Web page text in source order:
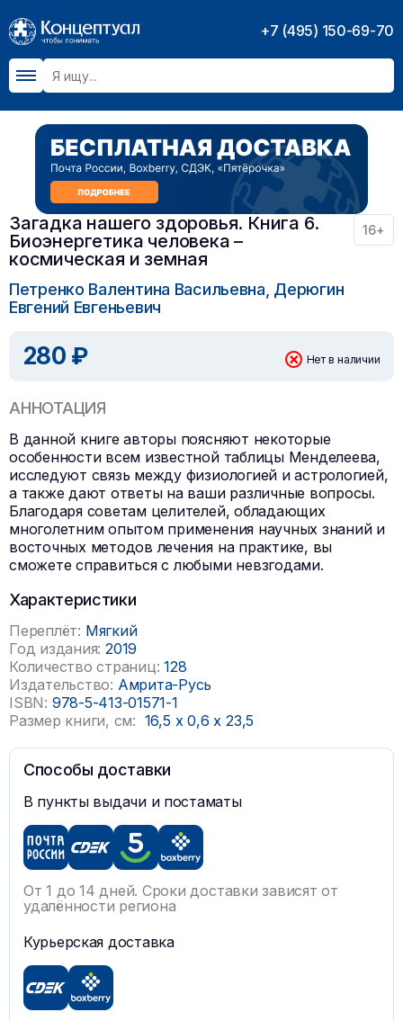
+7 (495) 150-69-70
Загадка нашего здоровья. Книга 6.
Биоэнергетика человека –
космическая и земная
16+
Петренко Валентина Васильевна, Дерюгин
Евгений Евгеньевич
280 ₽ Нет в наличии
АННОТАЦИЯ
В данной книге авторы поясняют некоторые
особенности всем известной таблицы Менделеева,
исследуют связь между физиологией и астрологией,
а также дают ответы на ваши различные вопросы.
Благодаря советам целителей, обладающих
многолетним опытом применения научных знаний и
восточных методов лечения на практике, вы
сможете справиться с любыми невзгодами.
Характеристики
Переплёт: Мягкий
Год издания: 2019
Количество страниц: 128
Издательство: Амрита-Русь
ISBN: 978-5-413-01571-1
Размер книги, см: 16,5 x 0,6x 23,5
Способы доставки
В пункты выдачи и постаматы
От 1 до 14 дней. Сроки доставки зависят от
удалённости региона
Курьерская доставка